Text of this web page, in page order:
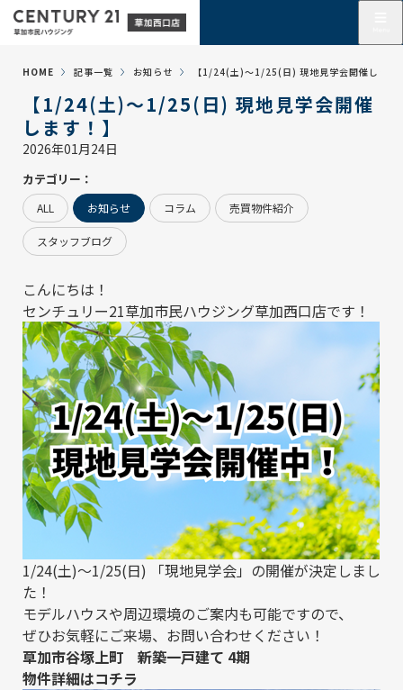
HOME 記事一覧 お知らせ 【1/24(土)～1/25(日) 現地見学会開催します
【1/24(土)～1/25(日) 現地見学会開催
します！】
2026年01月24日
カテゴリー：
ALL お知らせ コラム 売買物件紹介
スタッフブログ
こんにちは！
センチュリー21草加市民ハウジング草加西口店です！
1/24(土)～1/25(日) 「現地見学会」の開催が決定しまし
た！
モデルハウスや周辺環境のご案内も可能ですので、
ぜひお気軽にご来場、お問い合わせください！
草加市谷塚上町 新築一戸建て 4期
物件詳細はコチラ